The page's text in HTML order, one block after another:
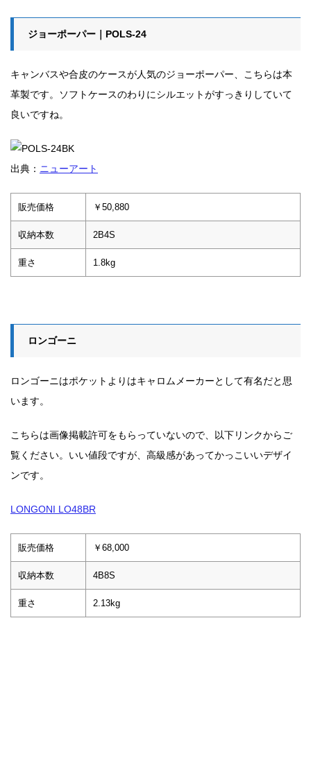
ジョーポーパー｜POLS-24
キャンバスや合皮のケースが人気のジョーポーパー、こちらは本
革製です。ソフトケースのわりにシルエットがすっきりしていて
良いですね。
出典： ニューアート
販売価格 ￥50,880
収納本数 2B4S
重さ 1.8kg
ロンゴーニ
ロンゴーニはポケットよりはキャロムメーカーとして有名だと思
います。
こちらは画像掲載許可をもらっていないので、以下リンクからご
覧ください。いい値段ですが、高級感があってかっこいいデザイ
ンです。
LONGONI LO48BR
販売価格 ￥68,000
収納本数 4B8S
重さ 2.13kg